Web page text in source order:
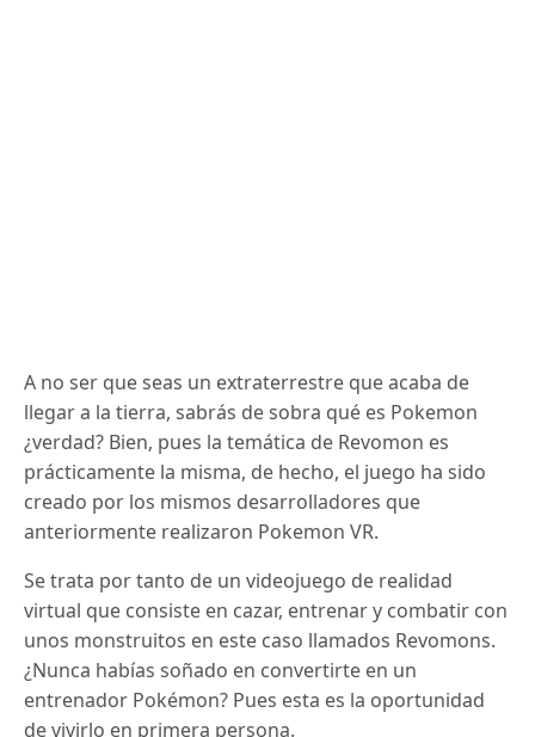
A no ser que seas un extraterrestre que acaba de
llegar a la tierra, sabrás de sobra qué es Pokemon
¿verdad? Bien, pues la temática de Revomon es
prácticamente la misma, de hecho, el juego ha sido
creado por los mismos desarrolladores que
anteriormente realizaron Pokemon VR.
Se trata por tanto de un videojuego de realidad
virtual que consiste en cazar, entrenar y combatir con
unos monstruitos en este caso llamados Revomons.
¿Nunca habías soñado en convertirte en un
entrenador Pokémon? Pues esta es la oportunidad
de vivirlo en primera persona.